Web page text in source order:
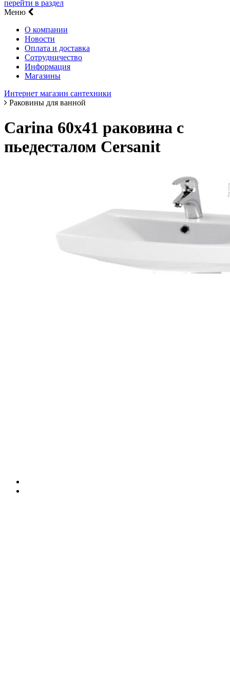
перейти в раздел
Меню
О компании
Новости
Оплата и доставка
Сотрудничество
Информация
Магазины
Интернет магазин сантехники
Раковины для ванной
Carina 60х41 раковина с
пьедесталом Cersanit